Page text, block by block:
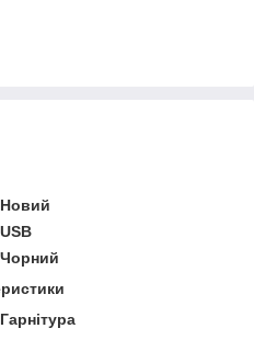
Новий
USB
Чорний
Гарнітура